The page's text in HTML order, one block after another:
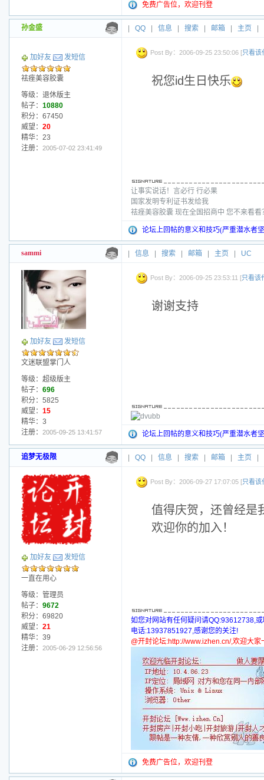
免费广告位，欢迎刊登
孙金盛 QQ 信息 搜索 邮箱 主页
加好友 发短信
祛痤美容胶囊
等级：退休版主
帖子： 10880
积分：67450
威望： 20
精华：23
注册： 2005-07-02 23:41:49
Post By：2006-09-25 23:50:06 [只看该
祝您id生日快乐
让事实说话！言必行 行必果
国家发明专利证书发给我
祛痤美容胶囊 现在全国招商中 您不来看
论坛上回帖的意义和技巧(严重潜水者
sammi 信息 搜索 邮箱 主页 UC
加好友 发短信
文迷联盟掌门人
等级：超级版主
帖子： 696
积分：5825
威望： 15
精华：3
注册： 2005-09-25 13:41:57
Post By：2006-09-25 23:53:11 [只看该
谢谢支持
论坛上回帖的意义和技巧(严重潜水者
追梦无极限 QQ 信息 搜索 邮箱 主页
加好友 发短信
一直在用心
等级：管理员
帖子： 9672
积分：69820
威望： 21
精华：39
注册： 2005-06-29 12:56:56
Post By：2006-09-27 17:07:05 [只看该
值得庆贺，还曾经是
欢迎你的加入！
如您对网站有任何疑问请QQ:93612738,
电话:13937851927,感谢您的关注!
@开封论坛:http://www.izhen.cn/,欢迎大家
免费广告位，欢迎刊登